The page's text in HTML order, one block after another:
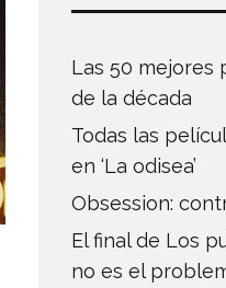
Las 50 mejores
de la década
Todas las
en ‘La odisea’
Obsession:
El final de Los
no es el